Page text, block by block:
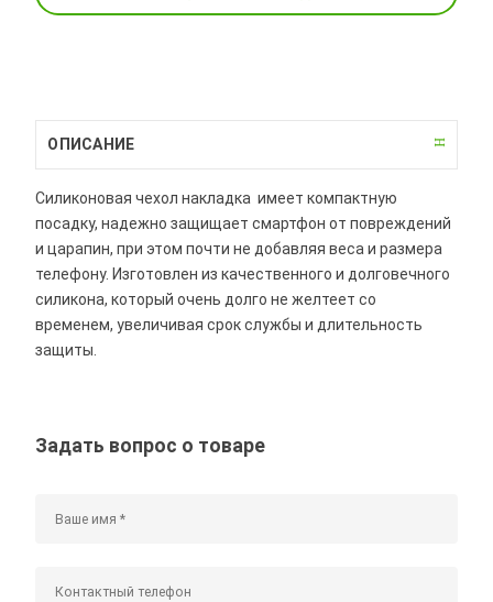
ОПИСАНИЕ
Силиконовая чехол накладка имеет компактную
посадку, надежно защищает смартфон от повреждений
и царапин, при этом почти не добавляя веса и размера
телефону. Изготовлен из качественного и долговечного
силикона, который очень долго не желтеет со
временем, увеличивая срок службы и длительность
защиты.
Задать вопрос о товаре